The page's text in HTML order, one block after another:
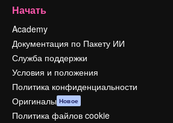
Начать
Academy
Документация по Пакету ИИ
Служба поддержки
Условия и положения
Политика конфиденциальности
Оригиналы Новое
Политика файлов cookie